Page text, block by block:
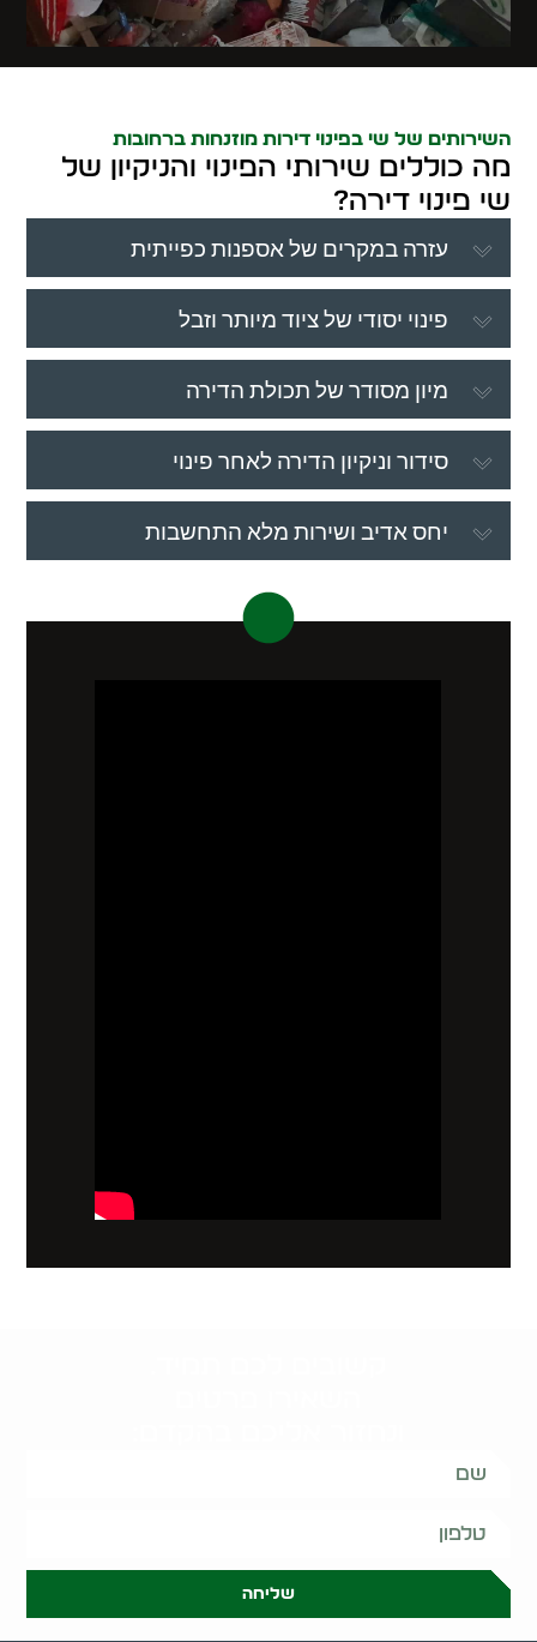
השירותים של שי בפינוי דירות מוזנחות ברחובות
מה כוללים שירותי הפינוי והניקיון של
שי פינוי דירה?
עזרה במקרים של אספנות כפייתית
פינוי יסודי של ציוד מיותר וזבל
מיון מסודר של תכולת הדירה
סידור וניקיון הדירה לאחר פינוי
יחס אדיב ושירות מלא התחשבות
שליחה